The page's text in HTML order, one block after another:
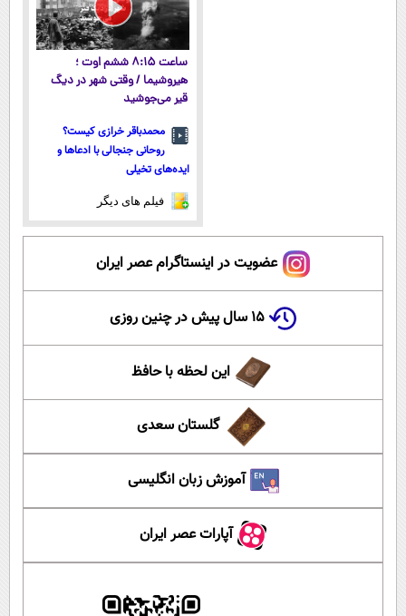
ساعت ۸:۱۵ ششم اوت ؛
هیروشیما / وقتی شهر در دیگ
قیر می‌جوشید
محمدباقر خرازی کیست؟
روحانی جنجالی با ادعاها و
ایده‌های تخیلی
فیلم های دیگر
عضویت در اینستاگرام عصر ایران
۱۵ سال پیش در چنین روزی
این لحظه با حافظ
گلستان سعدی
آموزش زبان انگلیسی
آپارات عصر ایران